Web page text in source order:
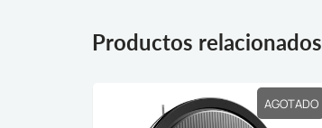
Productos relacionados
AGOTADO